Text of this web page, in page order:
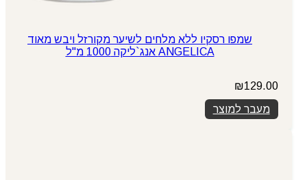
שמפו רסקיו ללא מלחים לשיער מקורזל ויבש מאוד
ANGELICA אנג`ליקה 1000 מ"ל
₪129.00
מעבר למוצר